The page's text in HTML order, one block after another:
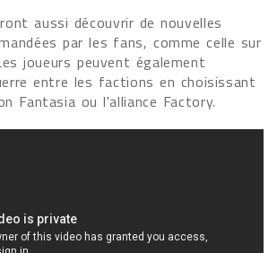
aussi découvrir de nouvelles
par les fans, comme celle sur
joueurs peuvent également
entre les factions en choisissant
Fantasia ou l'alliance Factory.